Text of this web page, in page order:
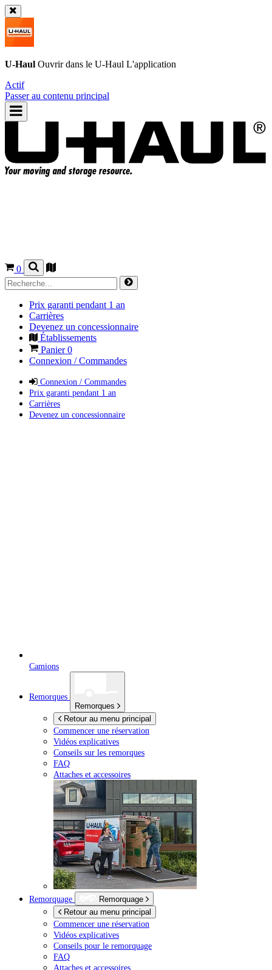
U-Haul Ouvrir dans le U-Haul L'application
Actif
Passer au contenu principal
0
Prix garanti pendant 1 an
Carrières
Devenez un concessionnaire
Établissements
Panier0
Connexion / Commandes
Connexion / Commandes
Prix garanti pendant 1 an
Carrières
Devenez un concessionnaire
Camions
Remorques
Remorques
Retour au menu principal
Commencer une réservation
Vidéos explicatives
Conseils sur les remorques
FAQ
Attaches et accessoires
Remorquage
Remorquage
Retour au menu principal
Commencer une réservation
Vidéos explicatives
Conseils pour le remorquage
FAQ
Attaches et accessoires